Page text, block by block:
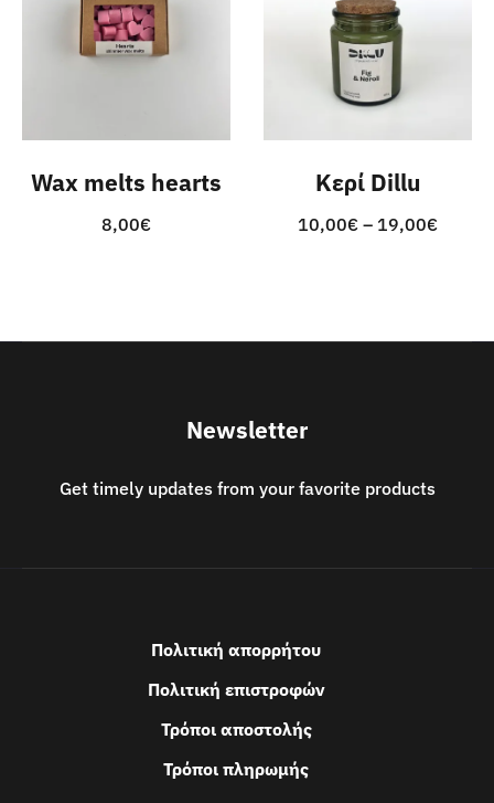
Wax melts hearts
8,00€
Κερί Dillu
10,00€ – 19,00€Price
Newsletter
Get timely updates from your favorite products
Πολιτική απορρήτου
Πολιτική επιστροφών
Τρόποι αποστολής
Τρόποι πληρωμής